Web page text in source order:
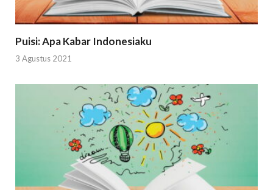
Puisi: Apa Kabar Indonesiaku
3 Agustus 2021